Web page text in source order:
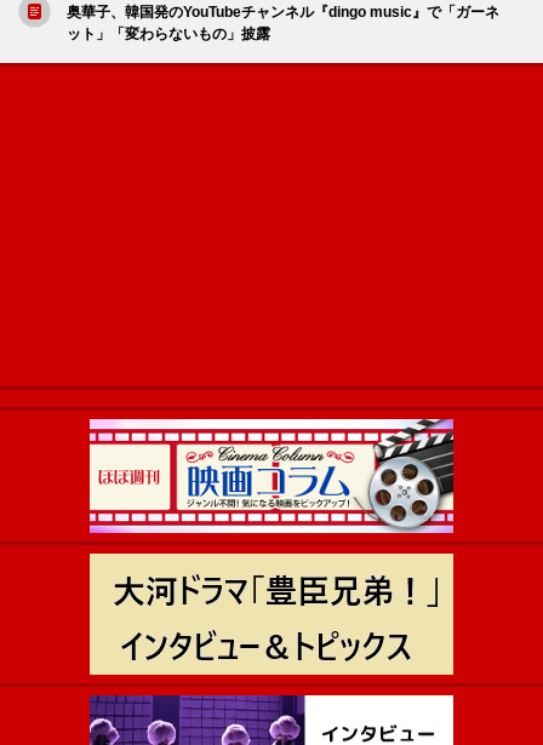
奥華子、韓国発のYouTubeチャンネル『dingo music』で「ガーネ
ット」「変わらないもの」披露